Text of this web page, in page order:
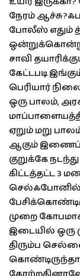
நேரம்
போலீஸ் எதும்
சாவி
கேட்டபடி
பெரியார்
ஒரு பாலம்,
ஏறும் மறு
ஆகும்
குறுக்கே
கிட்டத்தட்ட 3
செல்ஃபோனில்
முறை
இடையில் ஒரு
திரும்ப